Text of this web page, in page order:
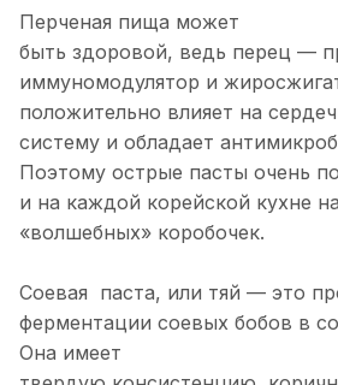
Перченая пища может
быть здоровой, ведь перец —
иммуномодулятор и
положительно влияет на
систему и обладает
Поэтому острые пасты очень
и на каждой корейской кухне
«волшебных» коробочек.
Соевая паста, или тяй — это
ферментации соевых бобов в
Она имеет